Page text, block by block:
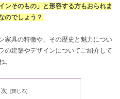
ンそのもの」と形容する方もおられま
のでしょう？
家具の特徴や、その歴史と魅力につい
の建築やデザインについてご紹介して
。
次